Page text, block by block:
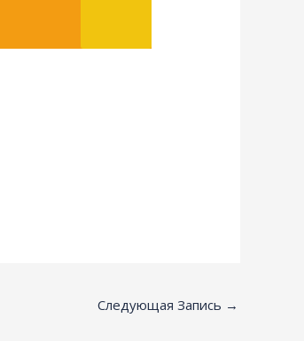
Следующая Запись →